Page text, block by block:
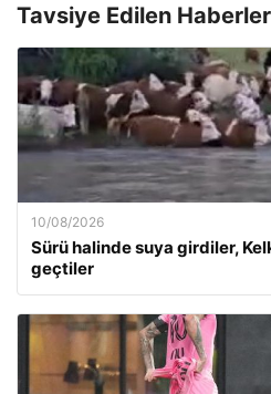
Tavsiye Edilen Haberler
10/08/2026
Sürü halinde suya girdiler,
geçtiler